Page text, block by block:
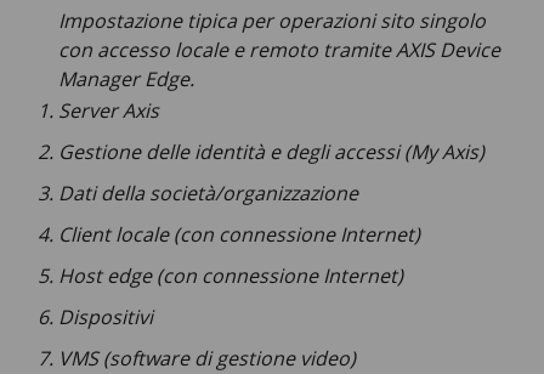
Impostazione tipica per operazioni sito singolo
con accesso locale e remoto tramiteAXIS Device
Manager Edge.
Server Axis
Gestione delle identità e degli accessi (My Axis)
Dati della società/organizzazione
Client locale (con connessione Internet)
Host edge (con connessione Internet)
Dispositivi
VMS (software di gestione video)